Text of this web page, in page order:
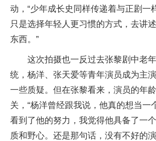
动，“少年成长史同样传递着与正剧一
只是选择年轻人更习惯的方式，去讲
东西。”
这次拍摄也一反过去张黎剧中老
统，杨洋、张天爱等青年演员成为主
一些质疑。但在张黎看来，演员的年
关，“杨洋曾经跟我说，他真的想当一
看到了他的努力，我觉得他具备了一
质和野心。还是那句话，没有不好的